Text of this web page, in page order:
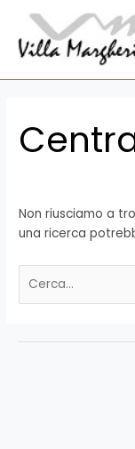
contenuto
Non riusciamo a
una ricerca